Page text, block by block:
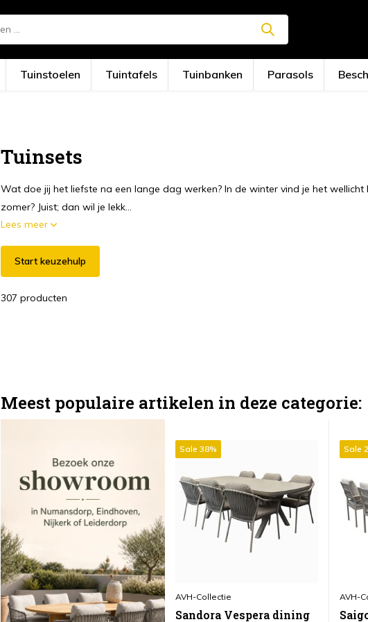
Tuinstoelen Tuintafels Tuinbanken Parasols
Tuinsets
Wat doe jij het liefste na een lange dag werken? In de winter vind je het
zomer? Juist; dan wil je lekk...
Lees meer
Start keuzehulp
307 producten
Meest populaire artikelen in deze categorie:
Sale 38%
AVH-Collectie
Sandora Vespera dining
Sale
AVH-